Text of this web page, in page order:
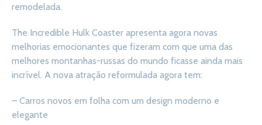
remodelada.
The Incredible Hulk Coaster apresenta agora novas
melhorias emocionantes que fizeram com que uma das
melhores montanhas-russas do mundo ficasse ainda mais
incrível. A nova atração reformulada agora tem:
– Carros novos em folha com um design moderno e
elegante